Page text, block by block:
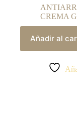
CREMA
Añadir al